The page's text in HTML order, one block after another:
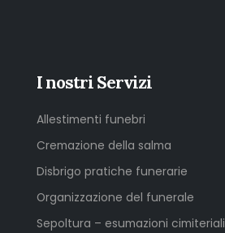
I nostri Servizi
Allestimenti funebri
Cremazione della salma
Disbrigo pratiche funerarie
Organizzazione del funerale
Sepoltura – esumazioni cimiteriali